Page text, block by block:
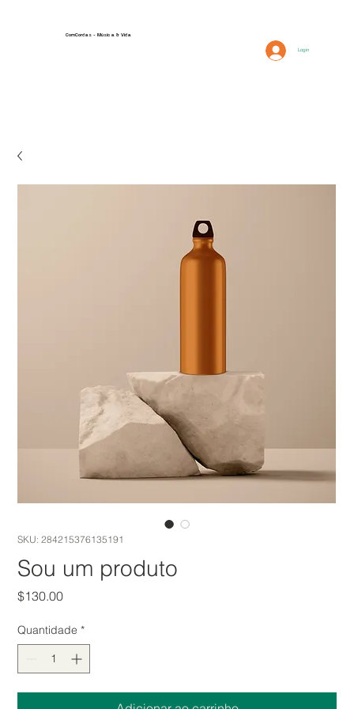
ComCordas - Música & Vida
DescriçãoLogin
SKU: 284215376135191
Sou um produto
$130.00Preço
Quantidade *